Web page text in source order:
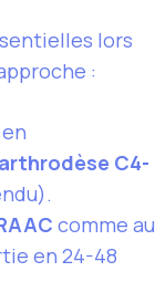
lors
:
arthrodèse C4-
comme au
en 24-48